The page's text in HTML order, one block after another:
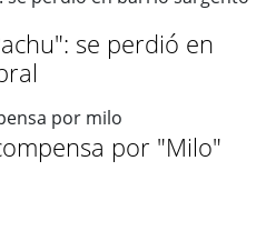
se perdió en
por "Milo"